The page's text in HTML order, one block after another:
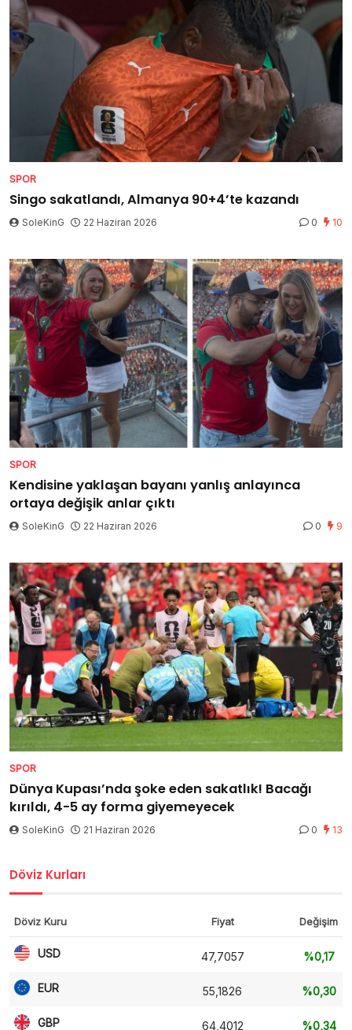
SPOR
Singo sakatlandı, Almanya 90+4’te kazandı
SoleKinG 22 Haziran 2026 0 10
SPOR
Kendisine yaklaşan bayanı yanlış anlayınca
ortaya değişik anlar çıktı
SoleKinG 22 Haziran 2026 0 9
SPOR
Dünya Kupası’nda şoke eden sakatlık! Bacağı
kırıldı, 4-5 ay forma giyemeyecek
SoleKinG 21 Haziran 2026 0 13
Döviz Kurları
Döviz Kuru Fiyat Değişim
USD 47,7057 %0,17
EUR 55,1826 %0,30
GBP 64,4012 %0,34